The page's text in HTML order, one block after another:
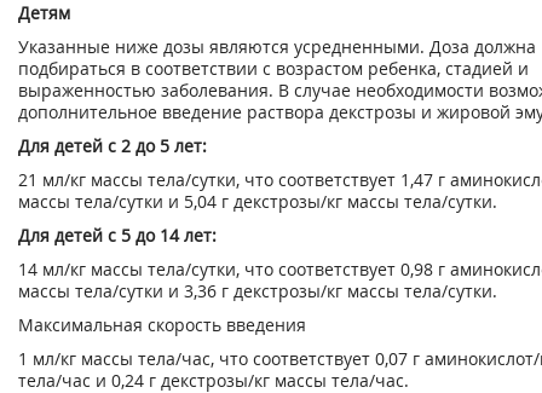
Детям
Указанные ниже дозы являются усредненными. Доза должна
подбираться в соответствии с возрастом ребенка, стадией и
выраженностью заболевания. В случае необходимости
дополнительное введение раствора декстрозы и жировой
Для детей с 2 до 5 лет:
21 мл/кг массы тела/сутки, что соответствует 1,47 г
массы тела/сутки и 5,04 г декстрозы/кг массы тела/сутки.
Для детей с 5 до 14 лет:
14 мл/кг массы тела/сутки, что соответствует 0,98 г
массы тела/сутки и 3,36 г декстрозы/кг массы тела/сутки.
Максимальная скорость введения
1 мл/кг массы тела/час, что соответствует 0,07 г
тела/час и 0,24 г декстрозы/кг массы тела/час.